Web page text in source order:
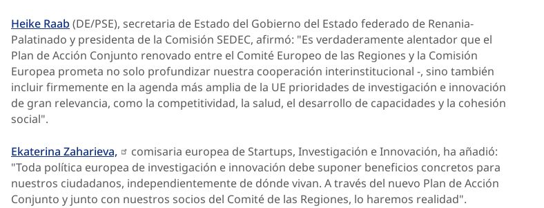
Heike Raab (DE/PSE), secretaria de Estado del Gobierno del Estado federado de Renania-
Palatinado y presidenta de la Comisión SEDEC, afirmó: "Es verdaderamente alentador que el
Plan de Acción Conjunto renovado entre el Comité Europeo de las Regiones y la Comisión
Europea prometa no solo profundizar nuestra cooperación interinstitucional ‑, sino también
incluir firmemente en la agenda más amplia de la UE prioridades de investigación e innovación
de gran relevancia, como la competitividad, la salud, el desarrollo de capacidades y la cohesión
social".
Ekaterina Zaharieva,
comisaria europea de Startups, Investigación e Innovación, ha añadió:
"Toda política europea de investigación e innovación debe suponer beneficios concretos para
nuestros ciudadanos, independientemente de dónde vivan. A través del nuevo Plan de Acción
Conjunto y junto con nuestros socios del Comité de las Regiones, lo haremos realidad".